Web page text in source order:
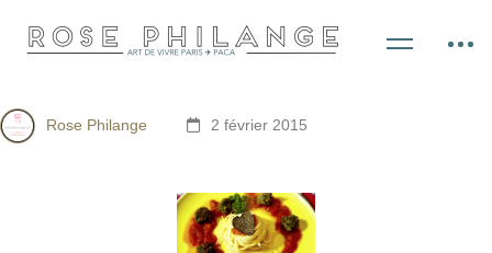
Rose Philange 2 février 2015